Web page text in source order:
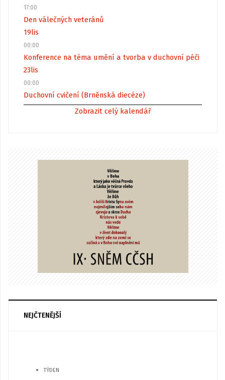
17:00
Den válečných veteránů
19lis
00:00
Konference na téma umění a tvorba v duchovní péči
23lis
00:00
Duchovní cvičení (Brněnská diecéze)
Zobrazit celý kalendář
NEJČTENĚJŠÍ
TÝDEN